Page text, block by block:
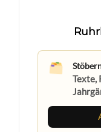
Texte,